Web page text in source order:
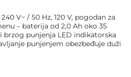
V~ / 50 Hz, 120 V, pogodan za
– baterija od 2,0 Ah oko 35
punjenja LED indikatorska
punjenjem obezbeđuje duži